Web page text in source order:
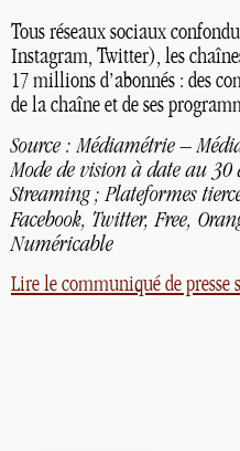
Tous réseaux sociaux
Instagram, Twitter), les
17 millions d’abonnés : des
de la chaîne et de ses
Source : Médiamétrie –
Mode de vision à date au 30
Streaming; Plateformes
Facebook, Twitter, Free,
Numéricable
Lire le communiqué de presse